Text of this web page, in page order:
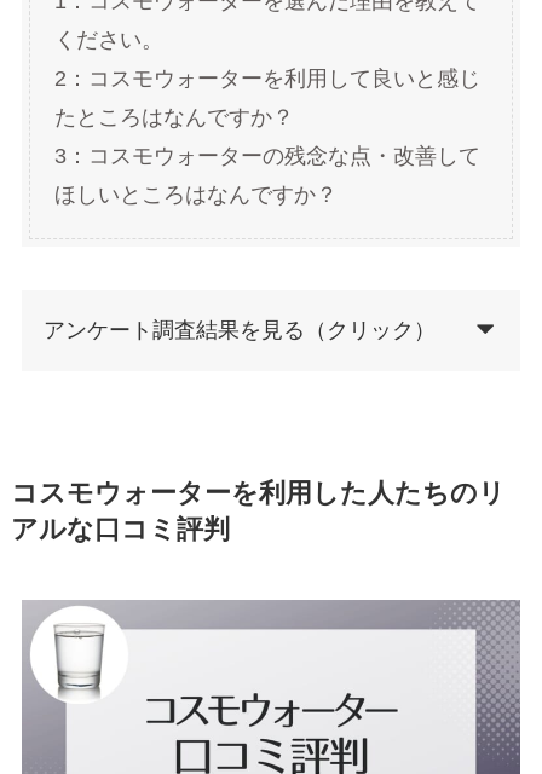
ください。
2：コスモウォーターを利用して良いと感じ
たところはなんですか？
3：コスモウォーターの残念な点・改善して
ほしいところはなんですか？
アンケート調査結果を見る（クリック）
コスモウォーターを利用した人たちのリ
アルな口コミ評判